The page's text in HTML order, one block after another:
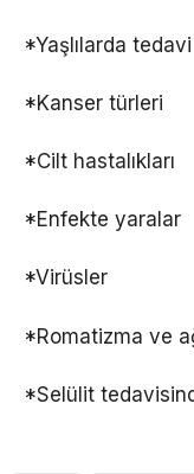
*Yaşlılarda tedavi
*Kanser türleri
*Cilt hastalıkları
*Enfekte yaralar
*Virüsler
*Romatizma ve
*Selülit